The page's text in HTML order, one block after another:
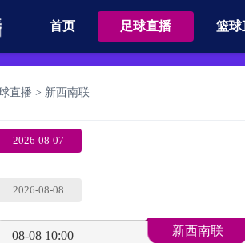
首页 足球直播 篮球
直播 > 新西南联
2026-08-07
2026-08-08
08-08 10:00 新西南联